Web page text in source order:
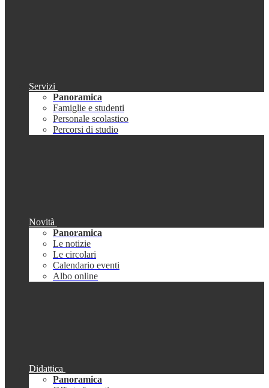
Servizi
Panoramica
Famiglie e studenti
Personale scolastico
Percorsi di studio
Novità
Panoramica
Le notizie
Le circolari
Calendario eventi
Albo online
Didattica
Panoramica